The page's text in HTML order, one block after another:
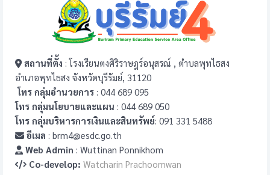
สถานที่ตั้ง : โรงเรียนตงศิริราษฎร์อนุสรณ์ , ตำบลพุทไธสง
อำเภอพุทไธสง จังหวัดบุรีรัมย์, 31120
โทร กลุ่มอำนวยการ : 044 689 095
โทร กลุ่มนโยบายและแผน : 044 689 050
โทร กลุ่มบริหารการเงินและสินทรัพย์: 091 331 5488
อีเมล : brm4@esdc.go.th
Web Admin : Wuttinan Ponnikhom
Co-develop: Watcharin Prachoomwan